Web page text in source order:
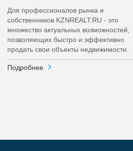
Для профессионалов рынка и
собственников KZNREALT.RU - это
множество актуальных возможностей,
позволяющих быстро и эффективно
продать свои объекты недвижимости.
Подробнее